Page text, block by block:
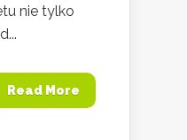
nie tylko
Read More